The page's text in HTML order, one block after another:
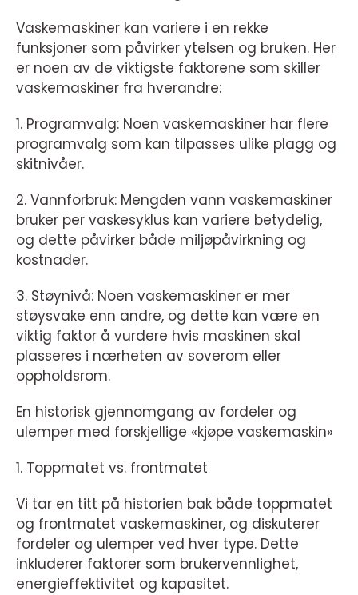
Vaskemaskiner kan variere i en rekke
funksjoner som påvirker ytelsen og bruken. Her
er noen av de viktigste faktorene som skiller
vaskemaskiner fra hverandre:
1. Programvalg: Noen vaskemaskiner har flere
programvalg som kan tilpasses ulike plagg og
skitnivåer.
2. Vannforbruk: Mengden vann vaskemaskiner
bruker per vaskesyklus kan variere betydelig,
og dette påvirker både miljøpåvirkning og
kostnader.
3. Støynivå: Noen vaskemaskiner er mer
støysvake enn andre, og dette kan være en
viktig faktor å vurdere hvis maskinen skal
plasseres i nærheten av soverom eller
oppholdsrom.
En historisk gjennomgang av fordeler og
ulemper med forskjellige «kjøpe vaskemaskin»
1. Toppmatet vs. frontmatet
Vi tar en titt på historien bak både toppmatet
og frontmatet vaskemaskiner, og diskuterer
fordeler og ulemper ved hver type. Dette
inkluderer faktorer som brukervennlighet,
energieffektivitet og kapasitet.